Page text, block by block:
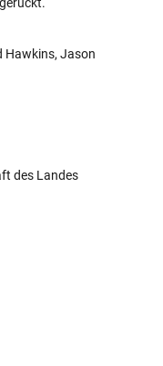
Hawkins, Jason
des Landes